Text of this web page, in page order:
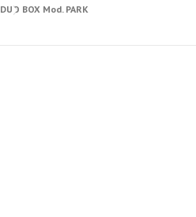
DUO BOX Mod. PARK